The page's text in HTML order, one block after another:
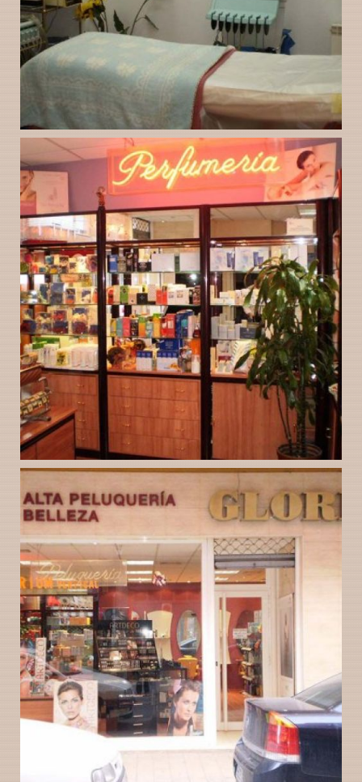
Instalaciones de la
Peluquería Gloria en
Valladolid
Ampliar
Instalaciones
Peluquería Gloria
Valladolid
Ampliar